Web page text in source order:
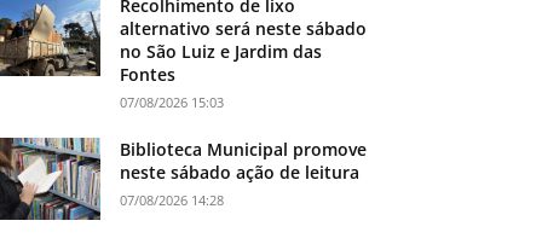
Recolhimento de lixo
alternativo será neste sábado
no São Luiz e Jardim das
Fontes
07/08/2026 15:03
Biblioteca Municipal promove
neste sábado ação de leitura
07/08/2026 14:28